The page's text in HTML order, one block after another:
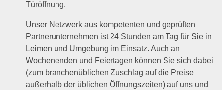
Türöffnung.
Unser Netzwerk aus kompetenten und geprüften
Partnerunternehmen ist 24 Stunden am Tag für Sie in
Leimen und Umgebung im Einsatz. Auch an
Wochenenden und Feiertagen können Sie sich dabei
(zum branchenüblichen Zuschlag auf die Preise
außerhalb der üblichen Öffnungszeiten) auf uns und